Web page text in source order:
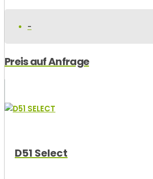
-
Preis auf Anfrage
D51 Select